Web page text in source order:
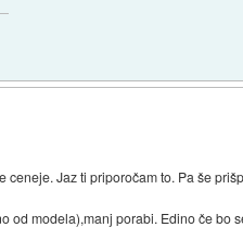
Jaz ti priporočam to. Pa še
modela),manj porabi. Edino če bo